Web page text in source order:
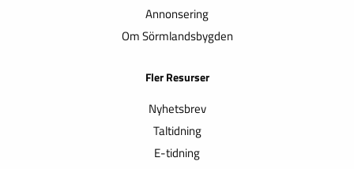
Annonsering
Om Sörmlandsbygden
Fler Resurser
Nyhetsbrev
Taltidning
E-tidning